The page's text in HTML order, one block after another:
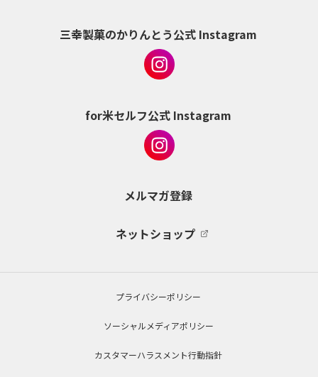
三幸製菓のかりんとう公式 Instagram
for米セルフ公式 Instagram
メルマガ登録
ネットショップ
プライバシーポリシー
ソーシャルメディアポリシー
カスタマーハラスメント行動指針